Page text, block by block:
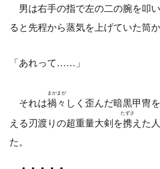
男は右手の指で左の二の腕を叩
ると先程から蒸気を上げていた筒
「あれって……」
それは禍々
まがまが
しく歪んだ暗黒甲冑
える刃渡りの超重量大剣を携
たずさ
えた
た。